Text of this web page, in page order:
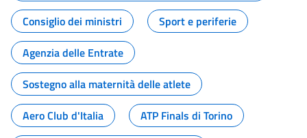
Consiglio dei ministri
Sport e periferie
Agenzia delle Entrate
Sostegno alla maternità delle atlete
Aero Club d'Italia
ATP Finals di Torino